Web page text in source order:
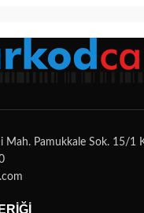
Mah. Pamukkale Sok. 15/